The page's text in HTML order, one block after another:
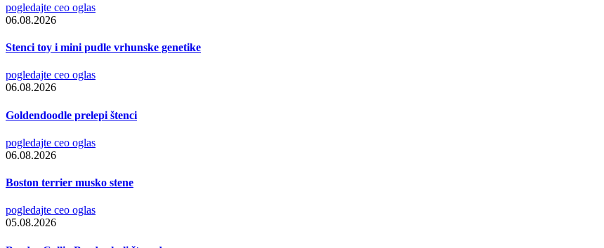
pogledajte ceo oglas
06.08.2026
Stenci toy i mini pudle vrhunske genetike
pogledajte ceo oglas
06.08.2026
Goldendoodle prelepi štenci
pogledajte ceo oglas
06.08.2026
Boston terrier musko stene
pogledajte ceo oglas
05.08.2026